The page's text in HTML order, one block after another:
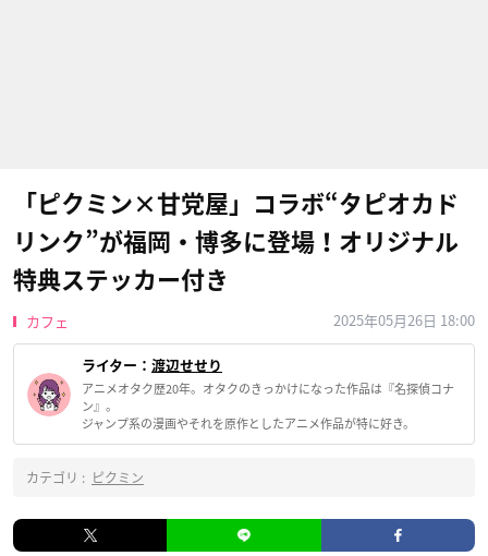
「ピクミン×甘党屋」コラボ“タピオカド
リンク”が福岡・博多に登場！オリジナル
特典ステッカー付き
カフェ 2025年05月26日 18:00
ライター： 渡辺せせり
アニメオタク歴20年。オタクのきっかけになった作品は『名探偵コナ
ン』。
ジャンプ系の漫画やそれを原作としたアニメ作品が特に好き。
カテゴリ : ピクミン